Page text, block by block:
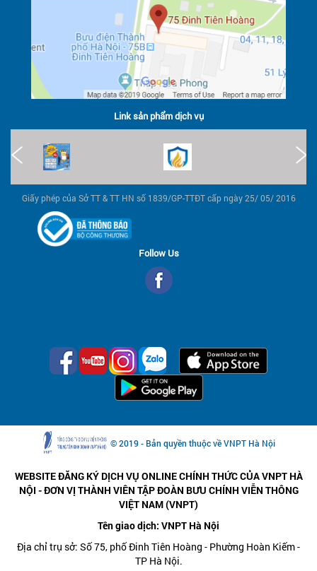
Link sản phẩm dịch vụ
Giấy phép của Sở TT & TT HN số 1839/GP-TTĐT cấp ngày 25/ 05/ 2016
Follow Us
© 2019 - Bản quyền thuộc về VNPT Hà Nội
WEBSITE ĐĂNG KÝ DỊCH VỤ ONLINE CHÍNH THỨC CỦA VNPT HÀ
NỘI - ĐƠN VỊ THÀNH VIÊN TẬP ĐOÀN BƯU CHÍNH VIỄN THÔNG
VIỆT NAM (VNPT)
Tên giao dịch: VNPT Hà Nội
Địa chỉ trụ sở: Số 75, phố Đinh Tiên Hoàng - Phường Hoàn Kiếm -
TP Hà Nội.